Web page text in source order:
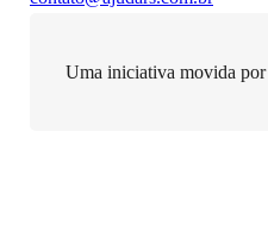
Uma iniciativa movida por